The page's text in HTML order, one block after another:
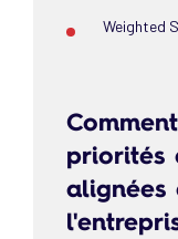
Weighted
priorités
alignées